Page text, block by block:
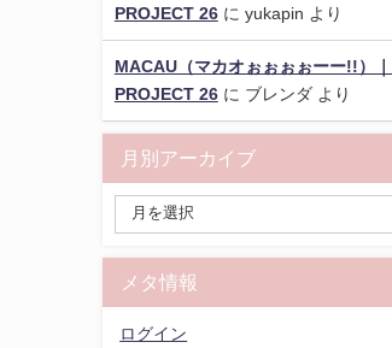
PROJECT 26に yukapin より
MACAU（マカオぉぉぉぉーー!!）
PROJECT 26に ブレンダより
月別アーカイブ
メタ情報
ログイン